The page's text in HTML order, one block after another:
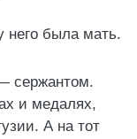
него была мать.
сержантом.
и медалях,
А на тот